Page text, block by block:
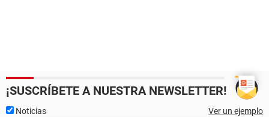
¡SUSCRÍBETE A NUESTRA NEWSLETTER!
Noticias Ver un ejemplo